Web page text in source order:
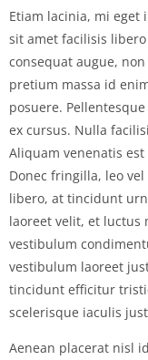
Etiam lacinia, mi
sit amet facilisis
consequat augue,
pretium massa id
posuere.
ex cursus. Nulla
Aliquam venenatis
Donec fringilla, leo
libero, at tincidunt
laoreet velit, et luctus
vestibulum
vestibulum laoreet
tincidunt efficitur
scelerisque iaculis
Aenean placerat nisl